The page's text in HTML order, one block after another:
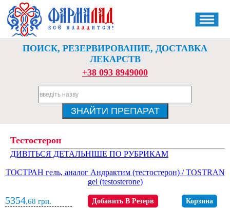
ПОИСК, РЕЗЕРВИРОВАНИЕ, ДОСТАВКА
ЛЕКАРСТВ
+38 093 8949000
Тестостерон
ДИВІТЬСЯ ДЕТАЛЬНІШЕ ПО РУБРИКАМ
ТОСТРАН гель, аналог Андрактим (тестостерон) / TOSTRAN
gel (testosterone)
5354,68 грн. Добавить В Резерв Корзина